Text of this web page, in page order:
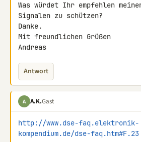
Was würdet Ihr empfehlen
Signalen zu schützen?
Danke.
Mit freundlichen Grüßen
Andreas
Antwort
A A.K.Gast
http://www.dse-faq.elektronik-
kompendium.de/dse-faq.htm#F.23